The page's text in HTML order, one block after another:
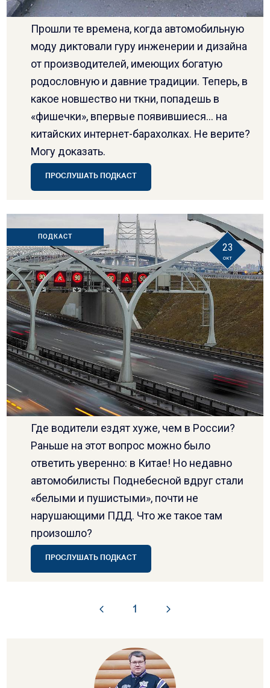
Прошли те времена, когда автомобильную
моду диктовали гуру инженерии и дизайна
от производителей, имеющих богатую
родословную и давние традиции. Теперь, в
какое новшество ни ткни, попадешь в
«фишечки», впервые появившиеся… на
китайских интернет-барахолках. Не верите?
Могу доказать.
ПРОСЛУШАТЬ ПОДКАСТ
ПОДКАСТ
23
окт
Где водители ездят хуже, чем в России?
Раньше на этот вопрос можно было
ответить уверенно: в Китае! Но недавно
автомобилисты Поднебесной вдруг стали
«белыми и пушистыми», почти не
нарушающими ПДД. Что же такое там
произошло?
ПРОСЛУШАТЬ ПОДКАСТ
1